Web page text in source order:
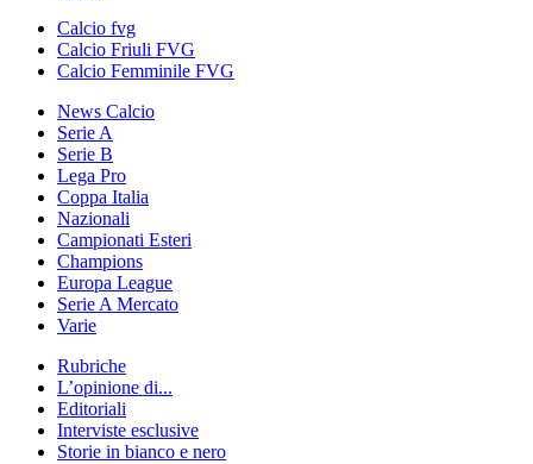
Calcio fvg
Calcio Friuli FVG
Calcio Femminile FVG
News Calcio
Serie A
Serie B
Lega Pro
Coppa Italia
Nazionali
Campionati Esteri
Champions
Europa League
Serie A Mercato
Varie
Rubriche
L’opinione di...
Editoriali
Interviste esclusive
Storie in bianco e nero